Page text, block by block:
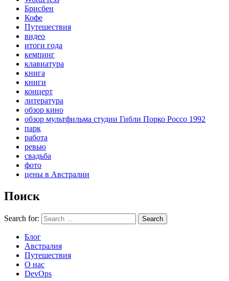
Брисбен
Кофе
Путешествия
видео
итоги года
кемпинг
клавиатура
книга
книги
концерт
литература
обзор кино
обзор мультфильма студии Гибли Порко Россо 1992
парк
работа
ревью
свадьба
фото
цены в Австралии
Поиск
Search for: Search
Блог
Австралия
Путешествия
О нас
DevOps